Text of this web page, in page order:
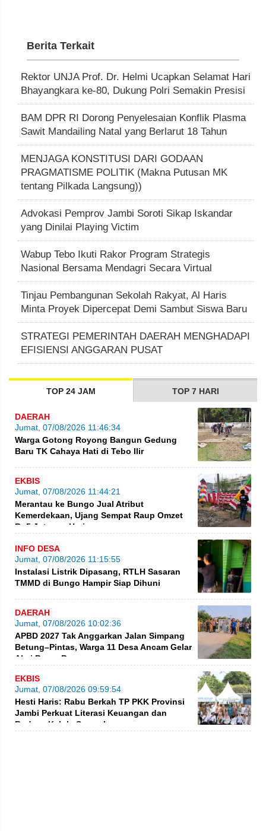
Berita Terkait
Rektor UNJA Prof. Dr. Helmi Ucapkan Selamat Hari
Bhayangkara ke-80, Dukung Polri Semakin Presisi
BAM DPR RI Dorong Penyelesaian Konflik Plasma
Sawit Mandailing Natal yang Berlarut 18 Tahun
MENJAGA KONSTITUSI DARI GODAAN
PRAGMATISME POLITIK (Makna Putusan MK
tentang Pilkada Langsung))
Advokasi Pemprov Jambi Soroti Sikap Iskandar
yang Dinilai Playing Victim
Wabup Tebo Ikuti Rakor Program Strategis
Nasional Bersama Mendagri Secara Virtual
Tinjau Pembangunan Sekolah Rakyat, Al Haris
Minta Proyek Dipercepat Demi Sambut Siswa Baru
STRATEGI PEMERINTAH DAERAH MENGHADAPI
EFISIENSI ANGGARAN PUSAT
TOP 24 JAM TOP 7 HARI
DAERAH
Jumat, 07/08/2026 11:46:34
Warga Gotong Royong Bangun Gedung
Baru TK Cahaya Hati di Tebo Ilir
EKBIS
Jumat, 07/08/2026 11:44:21
Merantau ke Bungo Jual Atribut
Kemerdekaan, Ujang Sempat Raup Omzet
Rp5 Juta per Hari
INFO DESA
Jumat, 07/08/2026 11:15:55
Instalasi Listrik Dipasang, RTLH Sasaran
TMMD di Bungo Hampir Siap Dihuni
DAERAH
Jumat, 07/08/2026 10:02:36
APBD 2027 Tak Anggarkan Jalan Simpang
Betung–Pintas, Warga 11 Desa Ancam Gelar
Aksi Besar-Besaran
EKBIS
Jumat, 07/08/2026 09:59:54
Hesti Haris: Rabu Berkah TP PKK Provinsi
Jambi Perkuat Literasi Keuangan dan
Budaya Kelola Sampah